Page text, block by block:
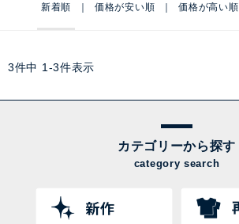
新着順 価格が安い順 価格が高い順
3件中 1 -3件表示
カテゴリーから探す
category search